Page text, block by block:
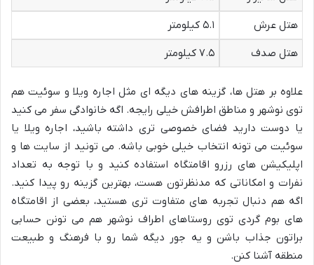
هتل عرش
۵.۱ کیلومتر
هتل صدف
۷.۵ کیلومتر
علاوه بر هتل ها، گزینه های دیگه ای مثل اجاره ویلا و سوئیت هم
توی نوشهر و مناطق اطرافش خیلی رایجه. اگه خانوادگی سفر می کنید
یا دوست دارید فضای خصوصی تری داشته باشید، اجاره ویلا یا
سوئیت می تونه انتخاب خیلی خوبی باشه. می تونید از سایت ها و
اپلیکیشن های رزرو اقامتگاه استفاده کنید و با توجه به تعداد
نفرات و امکاناتی که مدنظرتون هست، بهترین گزینه رو پیدا کنید.
اگه هم دنبال تجربه های متفاوت تری هستید، بعضی از اقامتگاه
های بوم گردی توی روستاهای اطراف نوشهر هم می تونن حسابی
براتون جذاب باشن و یه جور دیگه شما رو با فرهنگ و طبیعت
منطقه آشنا کنن.